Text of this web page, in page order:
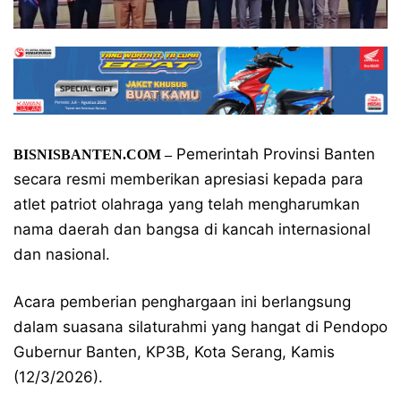
BISNISBANTEN.COM –Pemerintah Provinsi Banten
secara resmi memberikan apresiasi kepada para
atlet patriot olahraga yang telah mengharumkan
nama daerah dan bangsa di kancah internasional
dan nasional.
Acara pemberian penghargaan ini berlangsung
dalam suasana silaturahmi yang hangat di Pendopo
Gubernur Banten, KP3B, Kota Serang, Kamis
(12/3/2026).